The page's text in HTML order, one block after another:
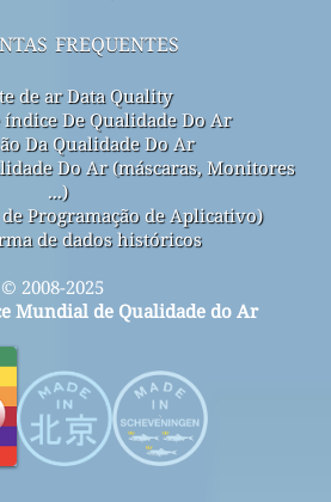
frequentes
de ar Data Quality
índice De Qualidade Do Ar
Da Qualidade Do Ar
Do Ar (máscaras, Monitores
...)
Programação de Aplicativo)
de dados históricos
© 2008-2025
Mundial de Qualidade do Ar